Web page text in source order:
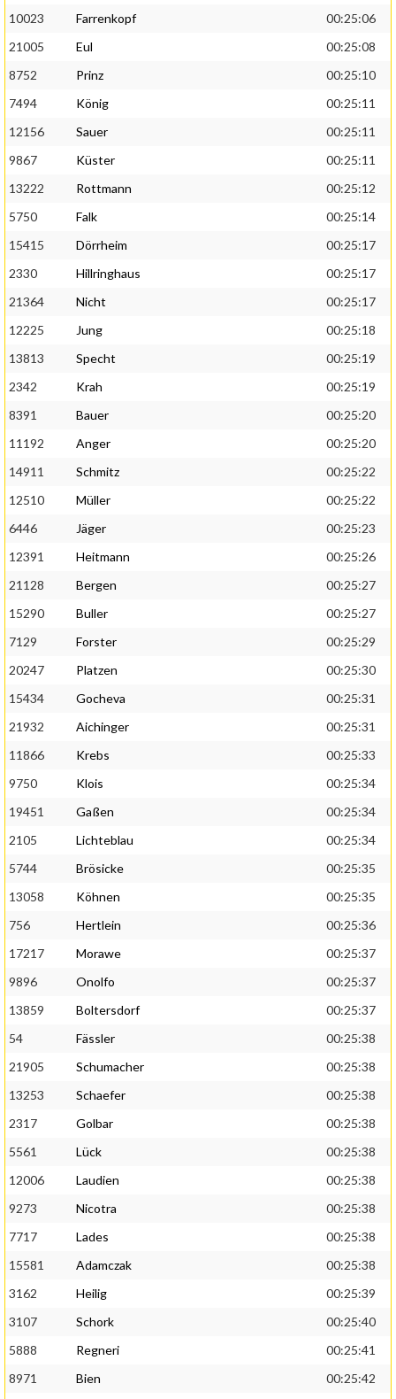
10023
Farrenkopf
00:25:06
21005
Eul
00:25:08
8752
Prinz
00:25:10
7494
König
00:25:11
12156
Sauer
00:25:11
9867
Küster
00:25:11
13222
Rottmann
00:25:12
5750
Falk
00:25:14
15415
Dörrheim
00:25:17
2330
Hillringhaus
00:25:17
21364
Nicht
00:25:17
12225
Jung
00:25:18
13813
Specht
00:25:19
2342
Krah
00:25:19
8391
Bauer
00:25:20
11192
Anger
00:25:20
14911
Schmitz
00:25:22
12510
Müller
00:25:22
6446
Jäger
00:25:23
12391
Heitmann
00:25:26
21128
Bergen
00:25:27
15290
Buller
00:25:27
7129
Forster
00:25:29
20247
Platzen
00:25:30
15434
Gocheva
00:25:31
21932
Aichinger
00:25:31
11866
Krebs
00:25:33
9750
Klois
00:25:34
19451
Gaßen
00:25:34
2105
Lichteblau
00:25:34
5744
Brösicke
00:25:35
13058
Köhnen
00:25:35
756
Hertlein
00:25:36
17217
Morawe
00:25:37
9896
Onolfo
00:25:37
13859
Boltersdorf
00:25:37
54
Fässler
00:25:38
21905
Schumacher
00:25:38
13253
Schaefer
00:25:38
2317
Golbar
00:25:38
5561
Lück
00:25:38
12006
Laudien
00:25:38
9273
Nicotra
00:25:38
7717
Lades
00:25:38
15581
Adamczak
00:25:38
3162
Heilig
00:25:39
3107
Schork
00:25:40
5888
Regneri
00:25:41
8971
Bien 00:25:42